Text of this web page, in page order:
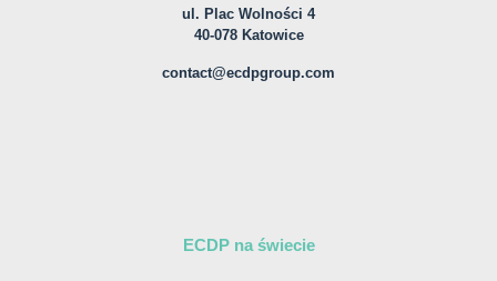
ul. Plac Wolności 4
40-078 Katowice
contact@ecdpgroup.com
ECDP na świecie